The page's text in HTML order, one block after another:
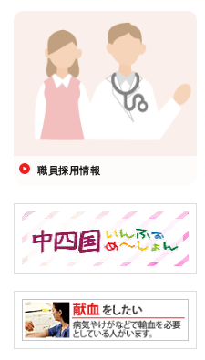
職員採用情報